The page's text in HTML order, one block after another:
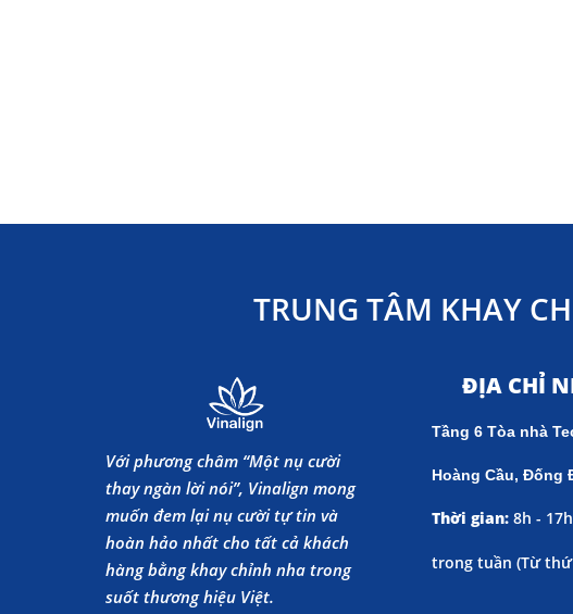
TRUNG TÂM KHAY
Với phương châm “Một nụ cười
thay ngàn lời nói”, Vinalign mong
muốn đem lại nụ cười tự tin và
hoàn hảo nhất cho tất cả khách
hàng bằng khay chỉnh nha trong
suốt thương hiệu Việt.
ĐỊA CHỈ
Tầng 6 Tòa nhà
Hoàng Cầu, Đống
Thời gian: 8h -
trong tuần (Từ thứ